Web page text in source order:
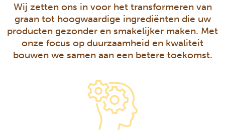
Wij zetten ons in voor het transformeren van
graan tot hoogwaardige ingrediënten die uw
producten gezonder en smakelijker maken. Met
onze focus op duurzaamheid en kwaliteit
bouwen we samen aan een betere toekomst.